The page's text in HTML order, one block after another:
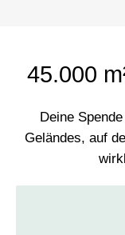
45.000
Deine
Geländes, auf